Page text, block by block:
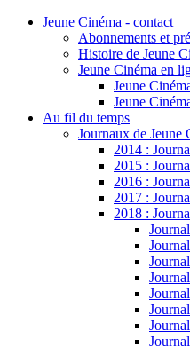
Jeune Cinéma - contact
Abonnements et
Histoire de Jeune
Jeune Cinéma en
Jeune
Jeune
Au fil du temps
Journaux de Jeune
2014 :
2015 :
2016 :
2017 :
2018 :